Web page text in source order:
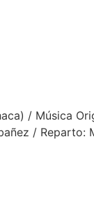
/ Música
/